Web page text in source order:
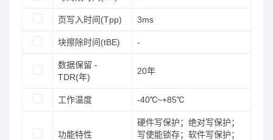
页写入时间(Tpp) 3ms
块擦除时间(tBE) -
数据保留 -
TDR(年)
20年
工作温度 -40℃~+85℃
功能特性
硬件写保护；绝对写保护；
写使能锁存；软件写保护；